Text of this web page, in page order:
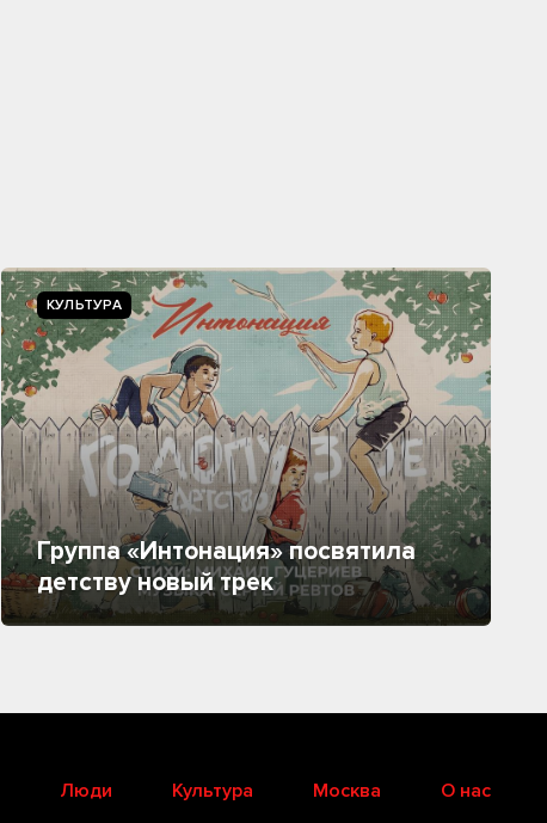
КУЛЬТУРА
Группа «Интонация» посвятила
детству новый трек
Люди Культура Москва О нас